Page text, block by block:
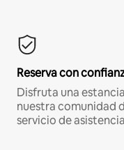
Reserva con
Disfruta una
nuestra comunidad
servicio de